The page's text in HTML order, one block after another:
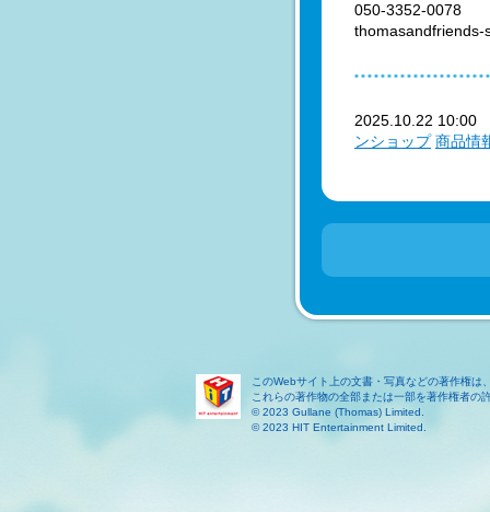
050-3352-0078
thomasandfriends-
2025.10.22
ンショップ 商品情
このWebサイト上の文書・写真などの著作権は
これらの著作物の全部または一部を著作権者の
© 2023 Gullane (Thomas) Limited.
© 2023 HIT Entertainment Limited.